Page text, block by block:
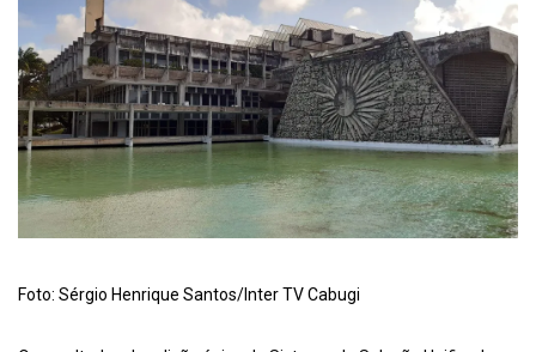
Foto: Sérgio Henrique Santos/Inter TV Cabugi